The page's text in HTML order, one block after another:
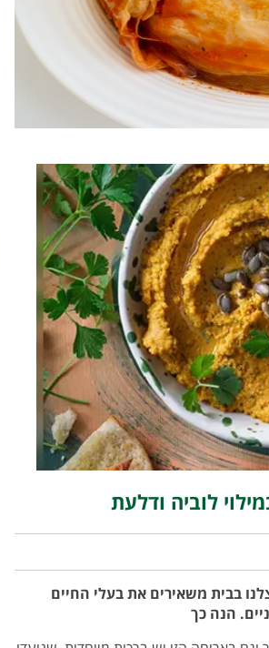
לוביה ודלעת
בבית משאירים את בעלי החיים
הנה כך